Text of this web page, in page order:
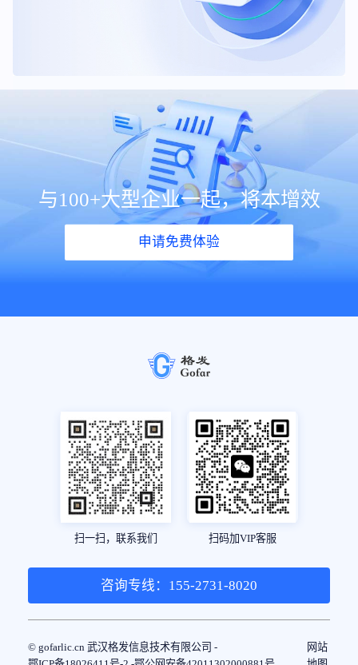
与100+大型企业一起，将本增效
申请免费体验
扫一扫，联系我们 扫码加VIP客服
咨询专线：155-2731-8020
© gofarlic.cn 武汉格发信息技术有限公司 -
网站